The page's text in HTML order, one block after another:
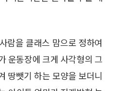
람을 클래스 맘으로 정하여
운동장에 크게 사각형의 그
땅뺏기 하는 모양을 보더니